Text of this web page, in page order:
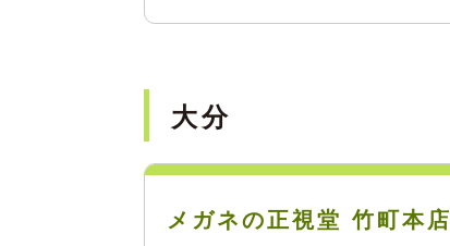
大分
メガネの正視堂 竹町本店